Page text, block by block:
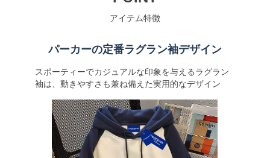
アイテム特徴
パーカーの定番ラグラン袖デザイン
スポーティーでカジュアルな印象を与えるラグラン
袖は、動きやすさも兼ね備えた実用的なデザイン